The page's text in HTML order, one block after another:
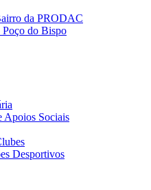
da PRODAC
do Bispo
Apoios Sociais
Desportivos